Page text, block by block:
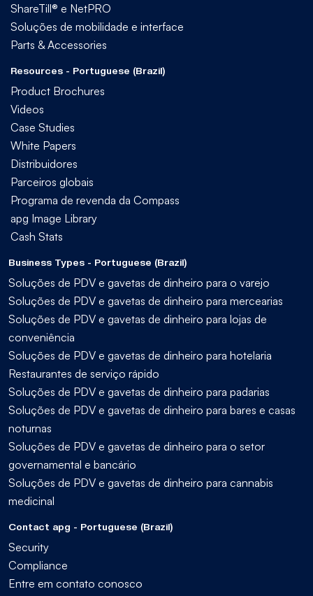
ShareTill® e NetPRO
Soluções de mobilidade e interface
Parts & Accessories
Resources - Portuguese (Brazil)
Product Brochures
Videos
Case Studies
White Papers
Distribuidores
Parceiros globais
Programa de revenda da Compass
apg Image Library
Cash Stats
Business Types - Portuguese (Brazil)
Soluções de PDV e gavetas de dinheiro para o varejo
Soluções de PDV e gavetas de dinheiro para mercearias
Soluções de PDV e gavetas de dinheiro para lojas de
conveniência
Soluções de PDV e gavetas de dinheiro para hotelaria
Restaurantes de serviço rápido
Soluções de PDV e gavetas de dinheiro para padarias
Soluções de PDV e gavetas de dinheiro para bares e casas
noturnas
Soluções de PDV e gavetas de dinheiro para o setor
governamental e bancário
Soluções de PDV e gavetas de dinheiro para cannabis
medicinal
Contact apg - Portuguese (Brazil)
Security
Compliance
Entre em contato conosco